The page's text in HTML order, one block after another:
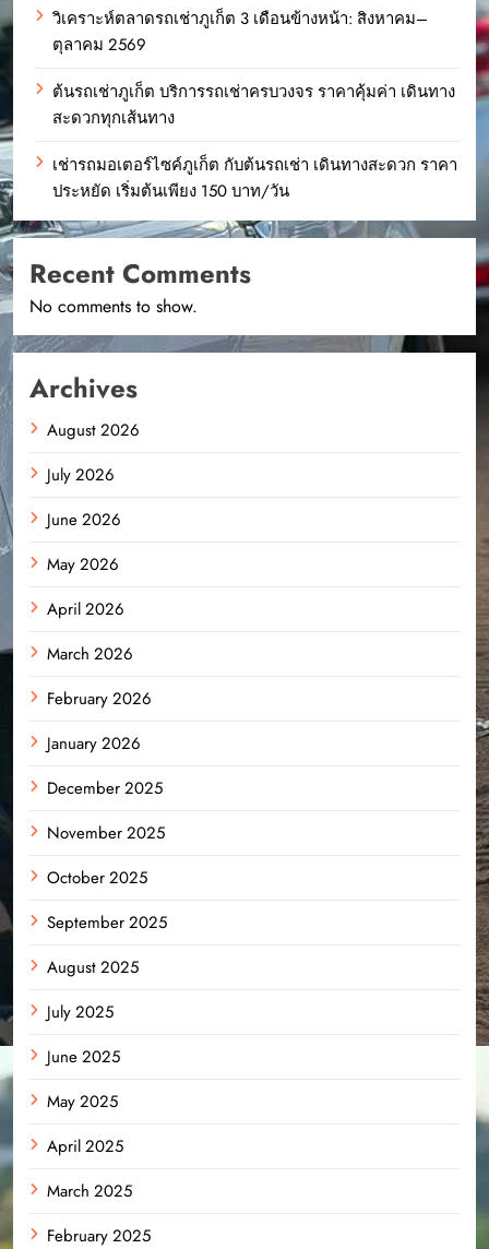
วิเคราะห์ตลาดรถเช่าภูเก็ต 3 เดือนข้างหน้า: สิงหาคม–
ตุลาคม 2569
ต้นรถเช่าภูเก็ต บริการรถเช่าครบวงจร ราคาคุ้มค่า เดินทาง
สะดวกทุกเส้นทาง
เช่ารถมอเตอร์ไซค์ภูเก็ต กับต้นรถเช่า เดินทางสะดวก ราคา
ประหยัด เริ่มต้นเพียง 150 บาท/วัน
Recent Comments
No comments to show.
Archives
August 2026
July 2026
June 2026
May 2026
April 2026
March 2026
February 2026
January 2026
December 2025
November 2025
October 2025
September 2025
August 2025
July 2025
June 2025
May 2025
April 2025
March 2025
February 2025